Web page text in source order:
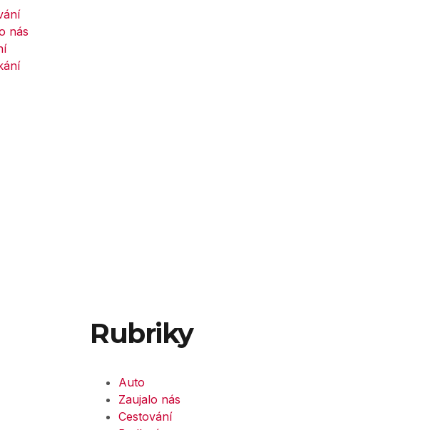
nás
Rubriky
Auto
Zaujalo nás
Cestování